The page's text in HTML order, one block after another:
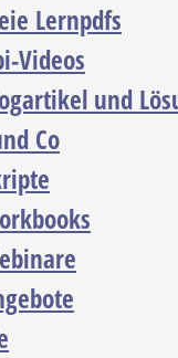
Lernpdfs
Videos
und
Co